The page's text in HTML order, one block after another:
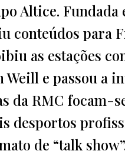
Altice.
conteúdos para
as estações
e passou a
da RMC focam-
desportos
de “talk